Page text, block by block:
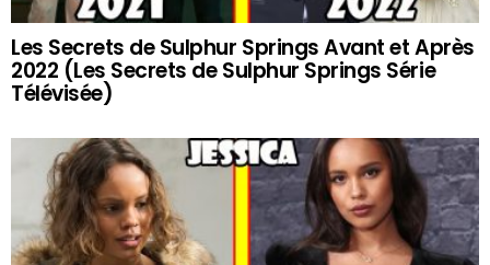
Les Secrets de Sulphur Springs Avant et Après
2022 (Les Secrets de Sulphur Springs Série
Télévisée)